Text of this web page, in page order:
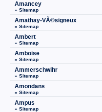
Amancey
» Sitemap
Amathay-VÃ©signeux
» Sitemap
Ambert
» Sitemap
Amboise
» Sitemap
Ammerschwihr
» Sitemap
Amondans
» Sitemap
Ampus
» Sitemap